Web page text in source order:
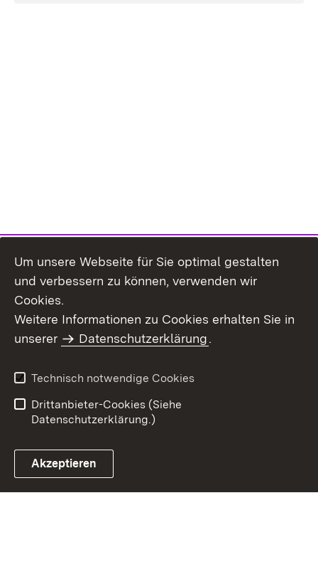
Benutzungshinweise
Erklärung zur
Um unsere Webseite für Sie optimal gestalten
und verbessern zu können, verwenden wir
Cookies.
Weitere Informationen zu Cookies erhalten Sie in
unserer
Datenschutzerklärung.
Technisch notwendige Cookies
Drittanbieter-Cookies (Siehe
Datenschutzerklärung.)
Akzeptieren